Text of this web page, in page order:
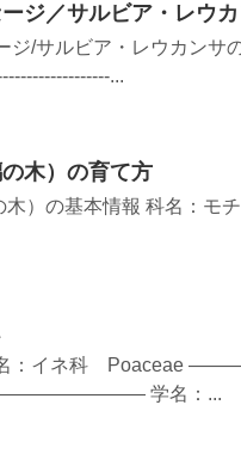
ジ／サルビア・レウ
ジ/サルビア・レウカン
...
木）の育て方
木）の基本情報 科名：モ
：イネ科 Poaceae
———————— 学名：...